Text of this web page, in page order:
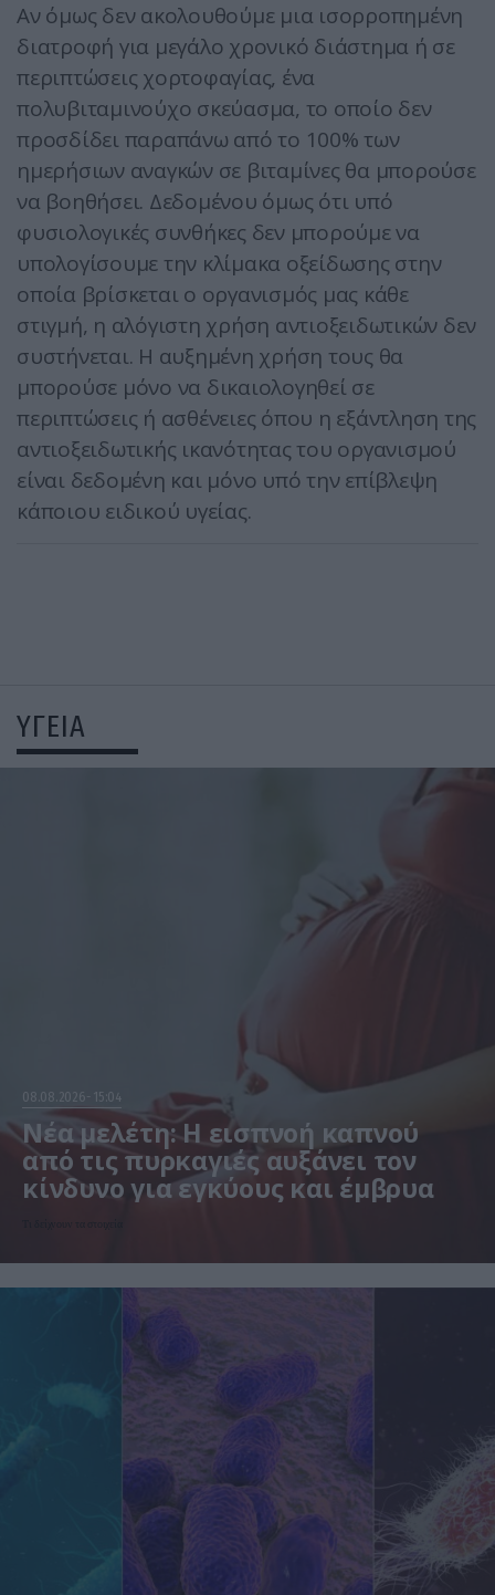
Αν όμως δεν ακολουθούμε μια ισορροπημένη
διατροφή για μεγάλο χρονικό διάστημα ή σε
περιπτώσεις χορτοφαγίας, ένα
πολυβιταμινούχο σκεύασμα, το οποίο δεν
προσδίδει παραπάνω από το 100% των
ημερήσιων αναγκών σε βιταμίνες θα μπορούσε
να βοηθήσει. Δεδομένου όμως ότι υπό
φυσιολογικές συνθήκες δεν μπορούμε να
υπολογίσουμε την κλίμακα οξείδωσης στην
οποία βρίσκεται ο οργανισμός μας κάθε
στιγμή, η αλόγιστη χρήση αντιοξειδωτικών δεν
συστήνεται. Η αυξημένη χρήση τους θα
μπορούσε μόνο να δικαιολογηθεί σε
περιπτώσεις ή ασθένειες όπου η εξάντληση της
αντιοξειδωτικής ικανότητας του οργανισμού
είναι δεδομένη και μόνο υπό την επίβλεψη
κάποιου ειδικού υγείας.
ΥΓΕΙΑ
08.08.2026 15:04
Νέα μελέτη: Η εισπνοή καπνού
από τις πυρκαγιές αυξάνει τον
κίνδυνο για εγκύους και έμβρυα